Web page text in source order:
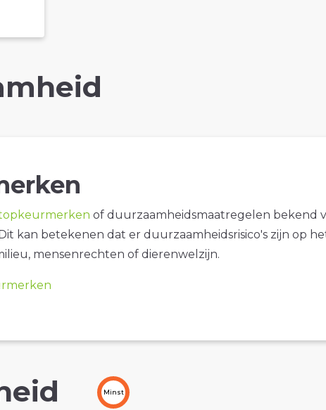
of duurzaamheidsmaatregelen bekend
kan betekenen dat er duurzaamheidsrisico's zijn op
mensenrechten of dierenwelzijn.
Minst